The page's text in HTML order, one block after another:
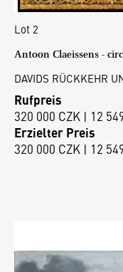
Lot 2
Antoon Claeissens -
DAVIDS RÜCKKEHR
Rufpreis
320 000 CZK | 12
Erzielter Preis
320 000 CZK | 12